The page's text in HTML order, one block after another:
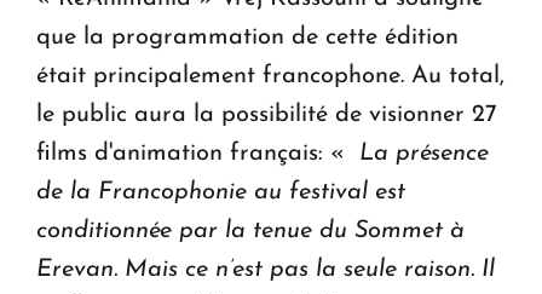
que la programmation de cette édition
était principalement francophone. Au total,
le public aura la possibilité de visionner 27
films d'animation français: « La présence
de la Francophonie au festival est
conditionnée par la tenue du Sommet à
Erevan. Mais ce n’est pas la seule raison. Il